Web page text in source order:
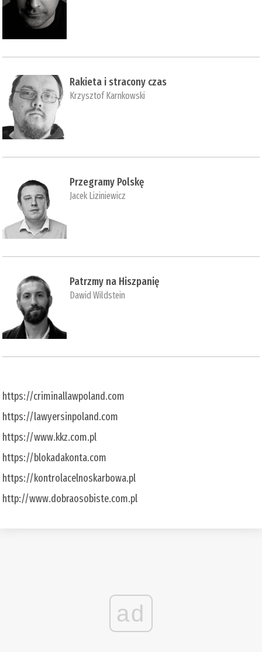
Rakieta i stracony czas
Krzysztof Karnkowski
Przegramy Polskę
Jacek Liziniewicz
Patrzmy na Hiszpanię
Dawid Wildstein
https://criminallawpoland.com
https://lawyersinpoland.com
https://www.kkz.com.pl
https://blokadakonta.com
https://kontrolacelnoskarbowa.pl
http://www.dobraosobiste.com.pl
ad